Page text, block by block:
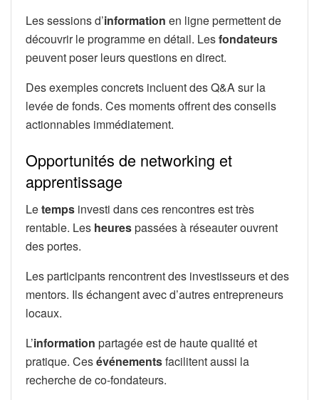
Les sessions d’information en ligne permettent de
découvrir le programme en détail. Lesfondateurs
peuvent poser leurs questions en direct.
Des exemples concrets incluent des Q&A sur la
levée de fonds. Ces moments offrent des conseils
actionnables immédiatement.
Opportunités de networking et
apprentissage
Letemps investi dans ces rencontres est très
rentable. Les heurespassées à réseauter ouvrent
des portes.
Les participants rencontrent des investisseurs et des
mentors. Ils échangent avec d’autres entrepreneurs
locaux.
L’information partagée est de haute qualité et
pratique. Cesévénementsfacilitent aussi la
recherche de co-fondateurs.